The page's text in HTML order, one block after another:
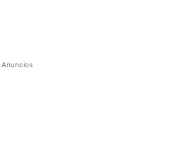
Anuncios